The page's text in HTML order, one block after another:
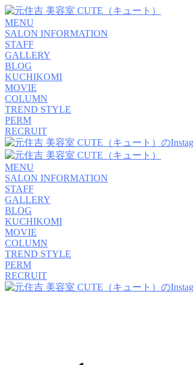
MENU
SALON INFORMATION
STAFF
GALLERY
BLOG
KUCHIKOMI
MOVIE
COLUMN
TREND STYLE
PERM
RECRUIT
MENU
SALON INFORMATION
STAFF
GALLERY
BLOG
KUCHIKOMI
MOVIE
COLUMN
TREND STYLE
PERM
RECRUIT